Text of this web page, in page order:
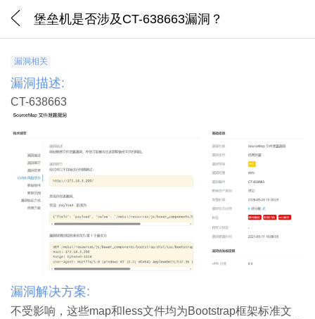
堡垒机是否涉及CT-638663漏洞？
漏洞相关
漏洞描述:
CT-638663
漏洞解决方案:
不受影响，这些map和less文件均为Bootstrap框架标准文